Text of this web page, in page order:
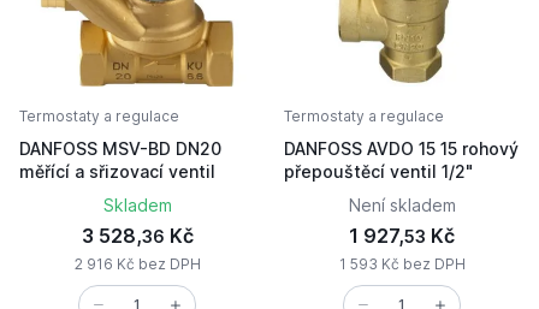
Termostaty a regulace
DANFOSS MSV-BD DN20
měřící a sřizovací ventil
Skladem
3 528,36 Kč
2 916 Kč bez DPH
Termostaty a regulace
DANFOSS AVDO 15 15 rohový
přepouštěcí ventil 1/2"
Není skladem
1 927,53 Kč
1 593 Kč bez DPH